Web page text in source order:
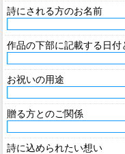
詩にされる方のお名前
作品の下部に記載する日付
お祝いの用途
贈る方とのご関係
詩に込められたい想い